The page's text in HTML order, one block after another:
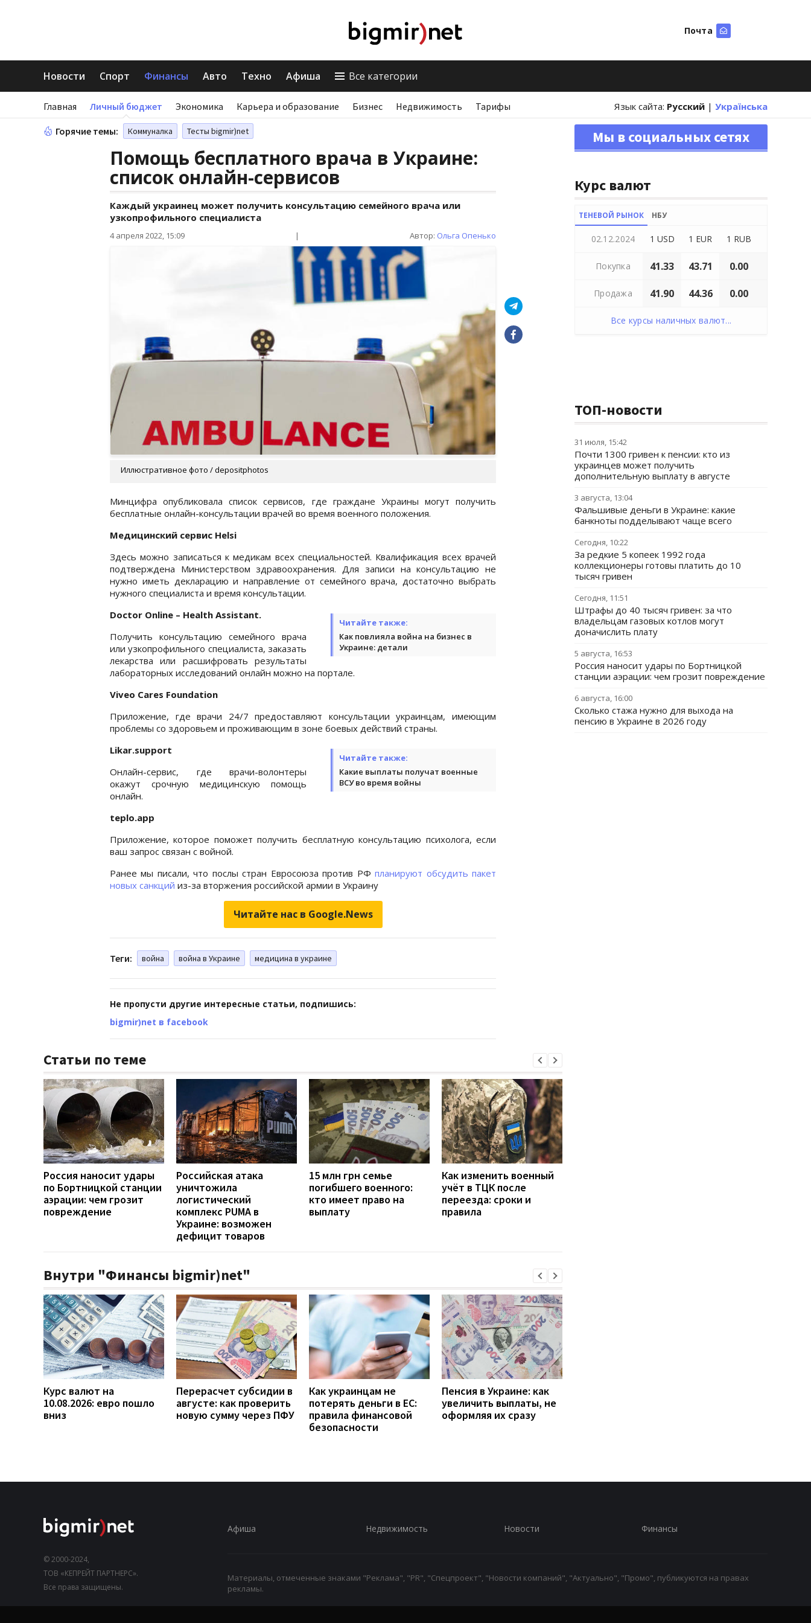
Почта
Новости Спорт Финансы Авто Техно Афиша Все категории
Главная Личный бюджет Экономика Карьера и образование Бизнес Недвижимость Тарифы Язык сайта: Русский | Українська
Горячие темы: Коммуналка Тесты bigmir)net
Помощь бесплатного врача в Украине:
список онлайн-сервисов
Каждый украинец может получить консультацию семейного врача или
узкопрофильного специалиста
4 апреля 2022, 15:09 | Автор: Ольга Опенько
Иллюстративное фото / depositphotos
Минцифра опубликовала список сервисов, где граждане Украины могут получить
бесплатные онлайн-консультации врачей во время военного положения.
Медицинский сервис Helsi
Здесь можно записаться к медикам всех специальностей. Квалификация всех врачей
подтверждена Министерством здравоохранения. Для записи на консультацию не
нужно иметь декларацию и направление от семейного врача, достаточно выбрать
нужного специалиста и время консультации.
Читайте также:
Как повлияла война на бизнес в
Украине: детали
Doctor Online – Health Assistant.
Получить консультацию семейного врача
или узкопрофильного специалиста, заказать
лекарства или расшифровать результаты
лабораторных исследований онлайн можно на портале.
Viveo Cares Foundation
Приложение, где врачи 24/7 предоставляют консультации украинцам, имеющим
проблемы со здоровьем и проживающим в зоне боевых действий страны.
Читайте также:
Какие выплаты получат военные
ВСУ во время войны
Likar.support
Онлайн-сервис, где врачи-волонтеры
окажут срочную медицинскую помощь
онлайн.
teplo.app
Приложение, которое поможет получить бесплатную консультацию психолога, если
ваш запрос связан с войной.
Ранее мы писали, что послы стран Евросоюза против РФпланируют обсудить пакет
новых санкций из-за вторжения российской армии в Украину
Читайте нас в Google.News
Теги: война война в Украине медицина в украине
Не пропусти другие интересные статьи, подпишись:
bigmir)net в facebook
Статьи по теме
Россия наносит удары
по Бортницкой станции
аэрации: чем грозит
повреждение
Российская атака
уничтожила
логистический
комплекс PUMA в
Украине: возможен
дефицит товаров
15 млн грн семье
погибшего военного:
кто имеет право на
выплату
Как изменить военный
учёт в ТЦК после
переезда: сроки и
правила
Внутри "Финансы bigmir)net"
Курс валют на
10.08.2026: евро пошло
вниз
Перерасчет субсидии в
августе: как проверить
новую сумму через ПФУ
Как украинцам не
потерять деньги в ЕС:
правила финансовой
безопасности
Пенсия в Украине: как
увеличить выплаты, не
оформляя их сразу
Мы в социальных сетях
Курс валют
ТЕНЕВОЙ РЫНОК НБУ
02.12.2024 1 USD 1 EUR 1 RUB
Покупка 41.33 43.71 0.00
Продажа 41.90 44.36 0.00
Все курсы наличных валют...
ТОП-новости
31 июля, 15:42
Почти 1300 гривен к пенсии: кто из
украинцев может получить
дополнительную выплату в августе
3 августа, 13:04
Фальшивые деньги в Украине: какие
банкноты подделывают чаще всего
Сегодня, 10:22
За редкие 5 копеек 1992 года
коллекционеры готовы платить до 10
тысяч гривен
Сегодня, 11:51
Штрафы до 40 тысяч гривен: за что
владельцам газовых котлов могут
доначислить плату
5 августа, 16:53
Россия наносит удары по Бортницкой
станции аэрации: чем грозит повреждение
6 августа, 16:00
Сколько стажа нужно для выхода на
пенсию в Украине в 2026 году
© 2000-2024,
ТОВ «КЕПРЕЙТ ПАРТНЕРС».
Все права защищены.
Афиша Недвижимость Новости Финансы
Материалы, отмеченные знаками "Реклама", "PR", "Спецпроект", "Новости компаний", "Актуально", "Промо", публикуются на правах
рекламы.